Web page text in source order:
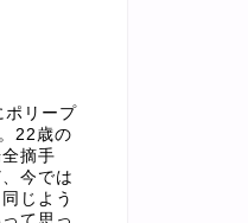
ポリープ
22歳の
摘手
今では
じよう